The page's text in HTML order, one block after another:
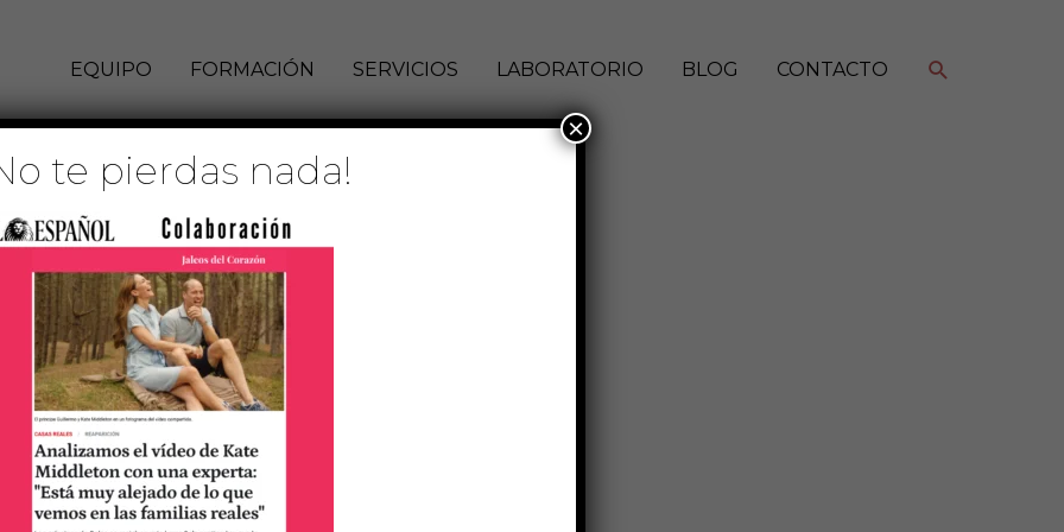
EQUIPO FORMACIÓN SERVICIOS LABORATORIO BLOG CONTACTO Buscar
de septiembre de 2024
te pierdas nada!
×